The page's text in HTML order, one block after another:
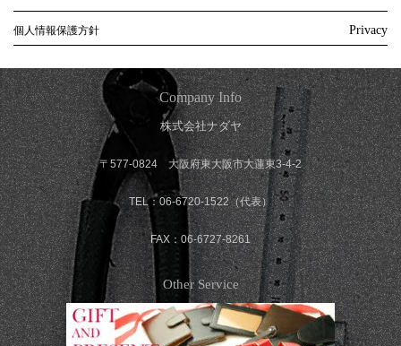
個人情報保護方針 Privacy
Company Info
株式会社ナダヤ
〒577-0824 大阪府東大阪市大蓮東3-4-2
TEL：06-6720-1522（代表）
FAX：06-6727-8261
Other Service